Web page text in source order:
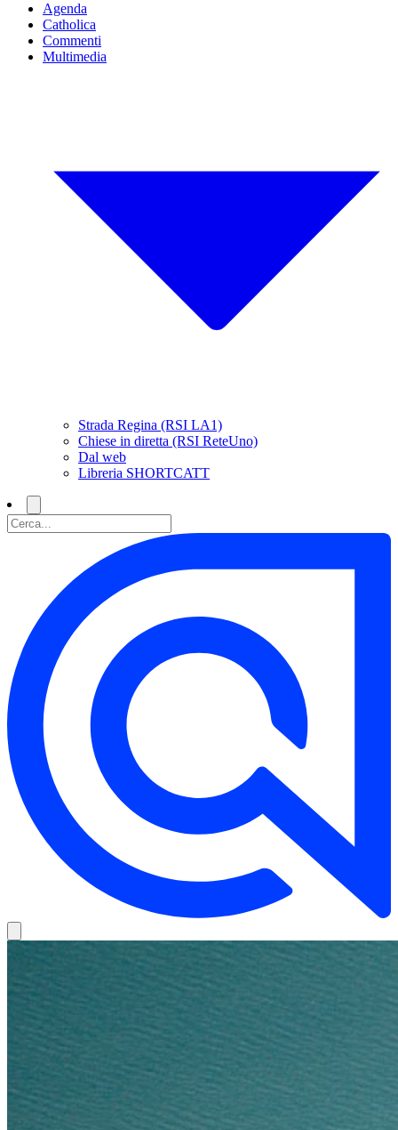
Agenda
Catholica
Commenti
Multimedia
Strada Regina (RSI LA1)
Chiese in diretta (RSI ReteUno)
Dal web
Libreria SHORTCATT